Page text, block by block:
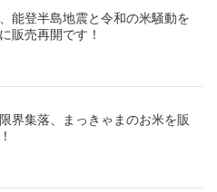
能登半島地震と令和の米騒動を
販売再開です！
界集落、まっきゃまのお米を販